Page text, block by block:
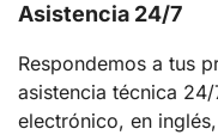
Asistencia 24/7
Respondemos a tus
asistencia técnica
electrónico, en